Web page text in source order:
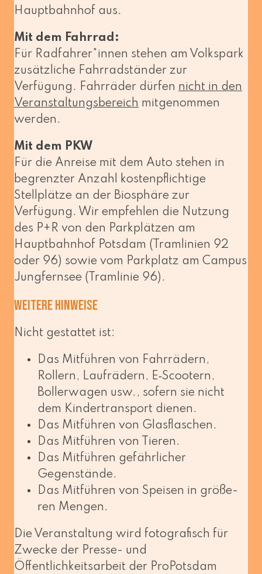
Hauptbahnhof aus.
Mit dem Fahrrad:
Für Radfahrer*innen ste­hen am Volkspark
zusätz­li­che Fahrradständer zur
Verfügung. Fahrräder dür­fen nicht in den
Veranstaltungsbereich mit­ge­nom­men
werden.
Mit dem PKW
Für die Anreise mit dem Auto ste­hen in
begrenz­ter Anzahl kos­ten­pflich­ti­ge
Stellplätze an der Biosphäre zur
Verfügung. Wir emp­feh­len die Nutzung
des P+R von den Parkplätzen am
Hauptbahnhof Potsdam (Tramlinien 92
oder 96) sowie vom Parkplatz am Campus
Jungfernsee (Tramlinie 96).
Weitere Hinweise
Nicht gestat­tet ist:
Das Mitführen von Fahrrädern,
Rollern, Laufrädern, E‑Scootern,
Bollerwagen usw., sofern sie nicht
dem Kindertransport dienen.
Das Mitführen von Glasflaschen.
Das Mitführen von Tieren.
Das Mitführen gefähr­li­cher
Gegenstände.
Das Mitführen von Speisen in grö­ße­
ren Mengen.
Die Veranstaltung wird foto­gra­fisch für
Zwecke der Presse- und
Öffentlichkeitsarbeit der ProPotsdam